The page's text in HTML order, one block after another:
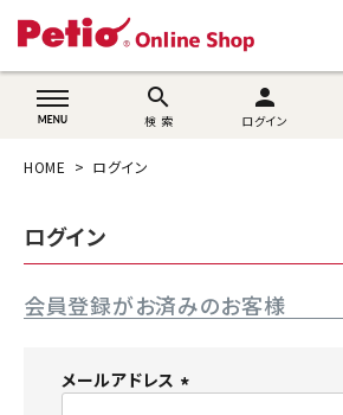
wovn-lang-name
search
検 索
person
ログイン
うさぎ用品
ブランド別に探す
目的別に探す
HOME ログイン
ログイン
会員登録がお済みのお客様
メールアドレス